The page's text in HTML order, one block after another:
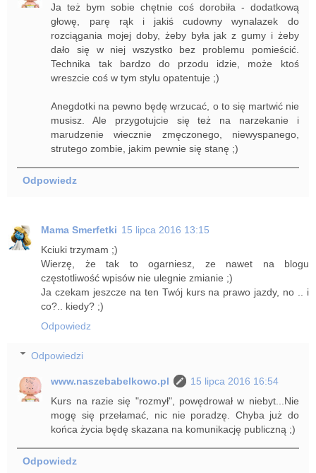
Ja też bym sobie chętnie coś dorobiła - dodatkową
głowę, parę rąk i jakiś cudowny wynalazek do
rozciągania mojej doby, żeby była jak z gumy i żeby
dało się w niej wszystko bez problemu pomieścić.
Technika tak bardzo do przodu idzie, może ktoś
wreszcie coś w tym stylu opatentuje ;)
Anegdotki na pewno będę wrzucać, o to się martwić nie
musisz. Ale przygotujcie się też na narzekanie i
marudzenie wiecznie zmęczonego, niewyspanego,
strutego zombie, jakim pewnie się stanę ;)
Odpowiedz
Mama Smerfetki 15 lipca 2016 13:15
Kciuki trzymam ;)
Wierzę, że tak to ogarniesz, ze nawet na blogu
częstotliwość wpisów nie ulegnie zmianie ;)
Ja czekam jeszcze na ten Twój kurs na prawo jazdy, no .. i
co?.. kiedy? ;)
Odpowiedz
Odpowiedzi
www.naszebabelkowo.pl
15 lipca 2016 16:54
Kurs na razie się "rozmył", powędrował w niebyt...Nie
mogę się przełamać, nic nie poradzę. Chyba już do
końca życia będę skazana na komunikację publiczną ;)
Odpowiedz